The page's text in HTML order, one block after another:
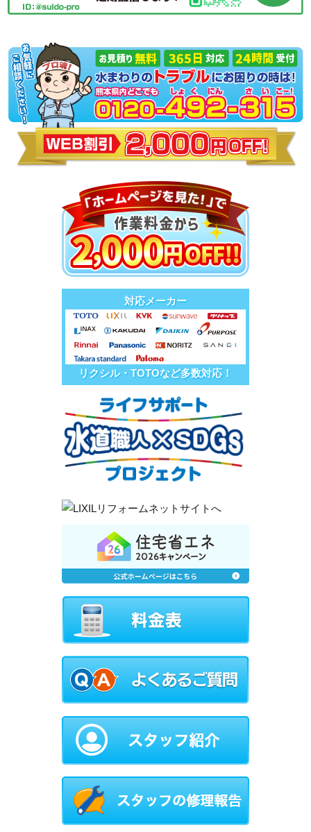
対応メーカー
リクシル・TOTOなど多数対応！